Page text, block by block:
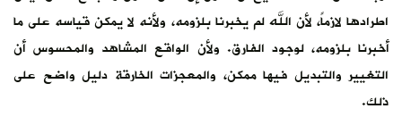
اطرادها لازماً، لأن الله لم يخبرنا بلزومه، ولأنه لا يمكن قياسه على ما
أخبرنا بلزومه، لوجود الفارق. ولأن الواقع المشاهد والمحسوس أن
التغيير والتبديل فيها ممكن، والمعجزات الخارقة دليل واضح على
ذلك.